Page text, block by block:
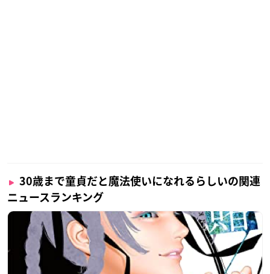
30歳まで童貞だと魔法使いになれるらしいの関連
ニュースランキング